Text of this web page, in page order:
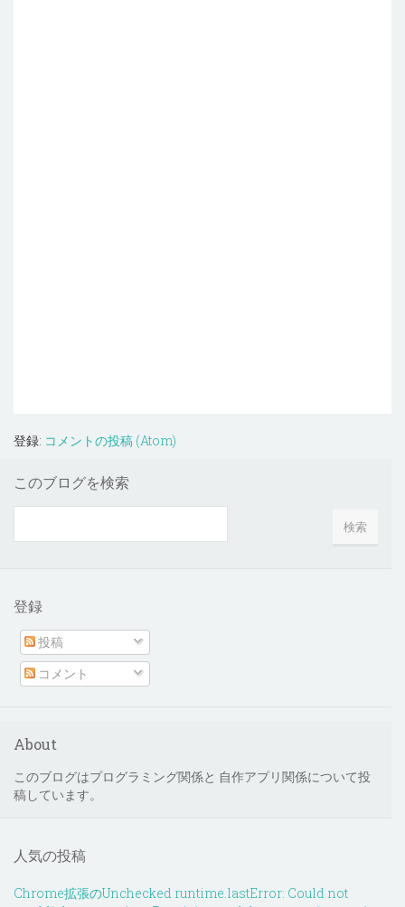
登録: コメントの投稿 (Atom)
このブログを検索
登録
投稿
コメント
About
このブログはプログラミング関係と 自作アプリ関係について投
稿しています。
人気の投稿
Chrome拡張のUnchecked runtime.lastError: Could not